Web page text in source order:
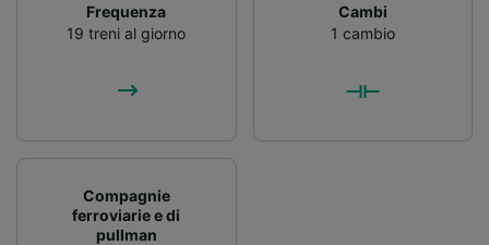
Frequenza
19 treni al giorno
Cambi
1 cambio
Compagnie
ferroviarie e di
pullman